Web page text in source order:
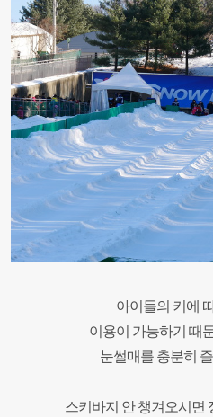
아이들의 키에
이용이 가능하기 때
눈썰매를 충분히
스키바지 안 챙겨오시면